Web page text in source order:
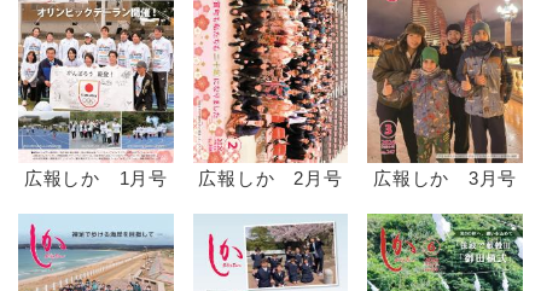
広報しか 1月号 広報しか 2月号 広報しか 3月号